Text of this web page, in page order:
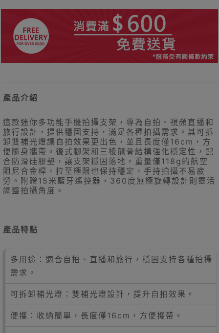
產品介紹
這款迷你多功能手機拍攝支架，專為自拍、視頻直播和
旅行設計，提供穩固支持，滿足各種拍攝需求。其可拆
卸雙補光燈讓自拍效果更出色，並且長度僅16cm，方
便隨身攜帶。復式腳架和三棱龍骨結構強化穩定性，配
合防滑硅膠墊，讓支架穩固落地。重量僅118g的航空
阻尼合金桿，拉至極限也保持穩定，手持拍攝不易疲
勞。附贈15米藍牙遙控器，360度無極旋轉設計則靈活
調整拍攝角度。
產品特點
多用途：適合自拍、直播和旅行，穩固支持各種拍攝
需求。
可拆卸補光燈：雙補光燈設計，提升自拍效果。
便攜：收納簡單，長度僅16cm，方便攜帶。